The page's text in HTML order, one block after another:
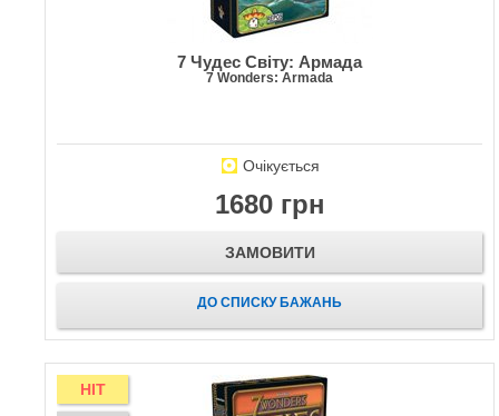
7 Чудес Світу: Армада
7 Wonders: Armada
Очікується
1680 грн
ЗАМОВИТИ
ДО СПИСКУ БАЖАНЬ
HIT